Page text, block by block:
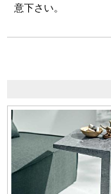
意下さい。